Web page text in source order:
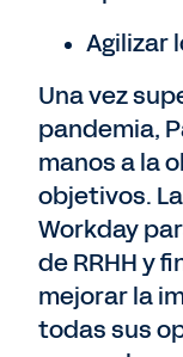
Agilizar
Una vez
pandemia,
manos a la
objetivos.
Workday
de RRHH y
mejorar la
todas sus